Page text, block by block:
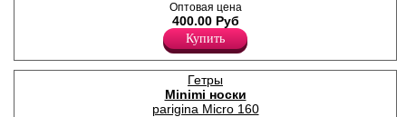
480den с рисунком "лапша",
мягкие и теплые.
Акрил 75%
Полиамид 14%
Шерсть 10%
Эластан 1%
Оптовая цена
400.00 Руб
Купить
Гетры
Minimi носки
parigina Micro 160